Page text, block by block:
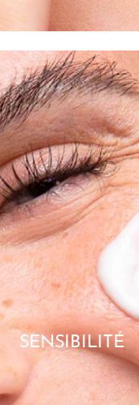
SENSIBILITÉ